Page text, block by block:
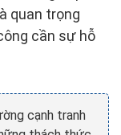
quan trọng
cần sự hỗ
cạnh tranh